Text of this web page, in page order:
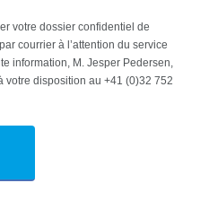
votre dossier confidentiel de
courrier à l’attention du service
information, M. Jesper Pedersen,
votre disposition au +41 (0)32 752